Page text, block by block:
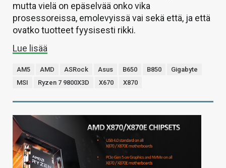
mutta vielä on epäselvää onko vika
prosessoreissa, emolevyissä vai sekä että, ja että
ovatko tuotteet fyysisesti rikki.
Lue lisää
AM5 AMD ASRock Asus B650 B850
Gigabyte
MSI
Ryzen 7 9800X3D X670 X870